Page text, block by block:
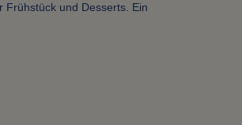
Frühstück und Desserts. Ein